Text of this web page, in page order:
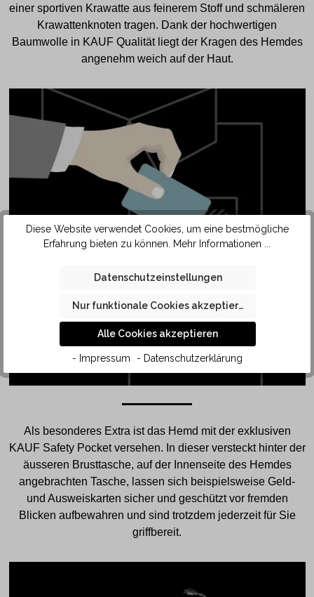
einer sportiven Krawatte aus feinerem Stoff und schmäleren
Krawattenknoten tragen. Dank der hochwertigen
Baumwolle in KAUF Qualität liegt der Kragen des Hemdes
angenehm weich auf der Haut.
SAFETY
POCKET
Als besonderes Extra ist das Hemd mit der exklusiven
KAUF Safety Pocket versehen. In dieser versteckt hinter der
äusseren Brusttasche, auf der Innenseite des Hemdes
angebrachten Tasche, lassen sich beispielsweise Geld-
und Ausweiskarten sicher und geschützt vor fremden
Blicken aufbewahren und sind trotzdem jederzeit für Sie
griffbereit.
Diese Website verwendet Cookies, um eine bestmögliche
Erfahrung bieten zu können.
Mehr Informationen ...
Datenschutzeinstellungen
Nur funktionale Cookies akzeptieren
Alle Cookies akzeptieren
- Impressum - Datenschutzerklärung